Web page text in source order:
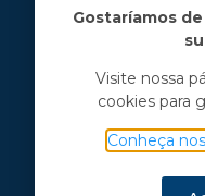
e marketing
Menu principal
Gostaríamos
Visite nossa
cookies para
Conheça